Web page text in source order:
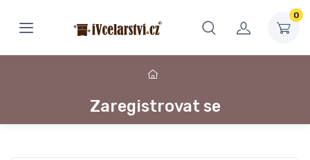
0
Zaregistrovat se